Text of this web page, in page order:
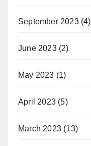
September 2023(4)
June 2023(2)
May 2023 (1)
April 2023 (5)
March 2023 (13)